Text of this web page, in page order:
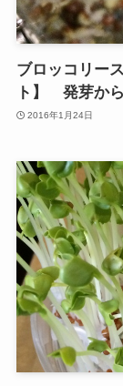
ブロッコリー
ト】 発芽か
2016年1月24日